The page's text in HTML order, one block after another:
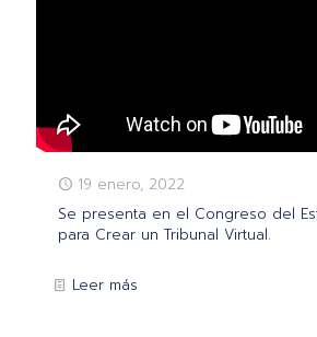
19 enero, 2022
Se presenta en el Congreso del
para Crear un Tribunal Virtual.
Leer más